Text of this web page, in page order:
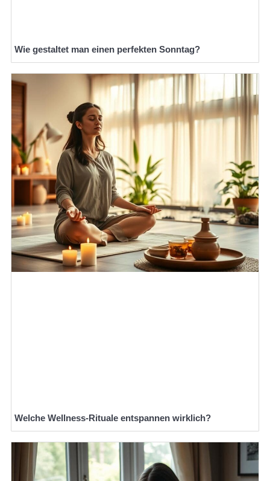
Wie gestaltet man einen perfekten Sonntag?
Welche Wellness-Rituale entspannen wirklich?